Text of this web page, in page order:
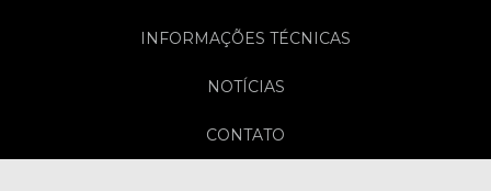
INFORMAÇÕES TÉCNICAS
NOTÍCIAS
CONTATO